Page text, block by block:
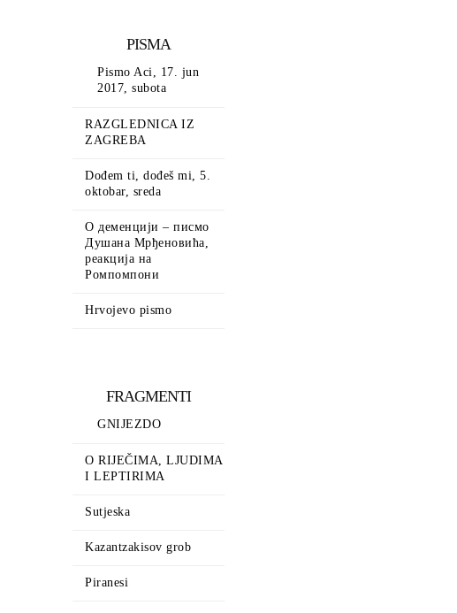
PISMA
Pismo Aci, 17. jun
2017, subota
RAZGLEDNICA IZ
ZAGREBA
Dođem ti, dođeš mi, 5.
oktobar, sreda
О деменцији – писмо
Душана Мрђеновића,
реакција на
Ромпомпони
Hrvojevo pismo
FRAGMENTI
GNIJEZDO
O RIJEČIMA, LJUDIMA
I LEPTIRIMA
Sutjeska
Kazantzakisov grob
Piranesi